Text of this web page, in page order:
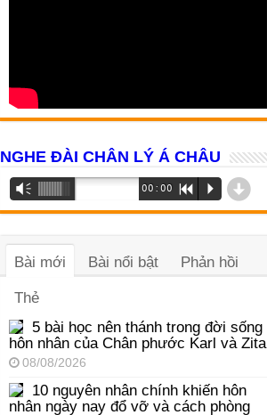
NGHE ĐÀI CHÂN LÝ Á CHÂU
Trình
phát
âm
Vm 00:00 R P d
Bài mới Bài nổi bật Phản hồi
Thẻ
5 bài học nên thánh trong đời sống
hôn nhân của Chân phước Karl và Zita
08/08/2026
10 nguyên nhân chính khiến hôn
nhân ngày nay đổ vỡ và cách phòng